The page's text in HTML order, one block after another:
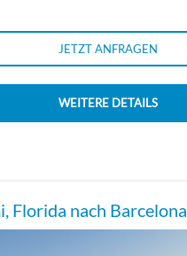
JETZT ANFRAGEN
WEITERE DETAILS
Florida nach Barcelona